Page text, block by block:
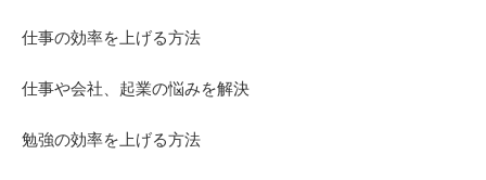
仕事の効率を上げる方法
仕事や会社、起業の悩みを解決
勉強の効率を上げる方法